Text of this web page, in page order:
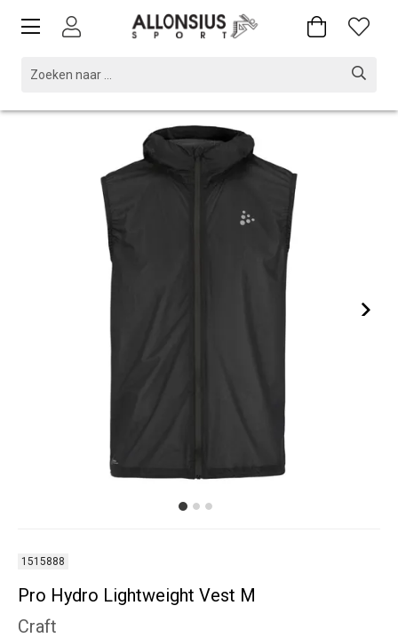
1515888
Pro Hydro Lightweight Vest M
Craft